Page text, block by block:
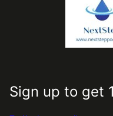
Sign up to get